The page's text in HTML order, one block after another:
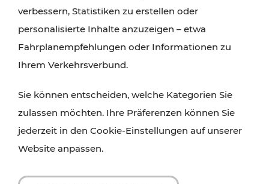
verbessern, Statistiken zu erstellen oder
personalisierte Inhalte anzuzeigen – etwa
Fahrplanempfehlungen oder Informationen zu
Ihrem Verkehrsverbund.
Sie können entscheiden, welche Kategorien Sie
zulassen möchten. Ihre Präferenzen können Sie
jederzeit in den Cookie-Einstellungen auf unserer
Website anpassen.